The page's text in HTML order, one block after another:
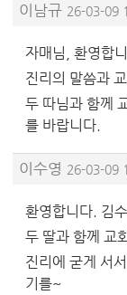
이남규 26-03-09
자매님, 환영합
진리의 말씀과
두 따님과 함께
를 바랍니다.
이수영 26-03-09
환영합니다. 김
두 딸과 함께 교
진리에 굳게 서
기를~